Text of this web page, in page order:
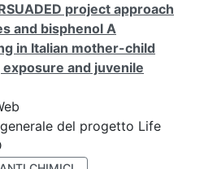
project approach
and bisphenol A
in Italian mother-child
and juvenile
del progetto Life